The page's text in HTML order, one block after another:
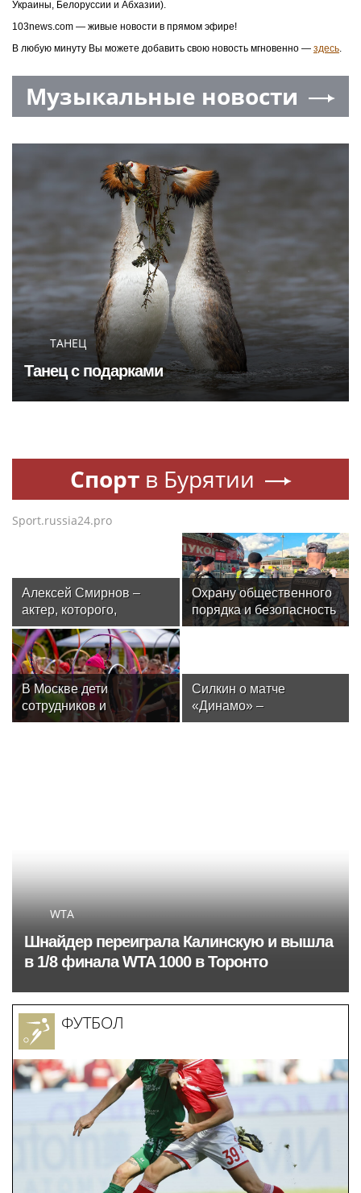
Украины, Белоруссии и Абхазии).
103news.com — живые новости в прямом эфире!
В любую минуту Вы можете добавить свою новость мгновенно — здесь.
Музыкальные новости
ТАНЕЦ
Танец с подарками
Спорт в Бурятии
Sport.russia24.pro
Алексей Смирнов –
актер, которого,
надеюсь, еще не
забыли
Охрану общественного
порядка и безопасность
на футбольном матче в
В Москве дети
сотрудников и
военнослужащих
Силкин о матче
«Динамо» –
«Махачкала»: «Это
WTA
Шнайдер переиграла Калинскую и вышла
в 1/8 финала WTA 1000 в Торонто
ФУТБОЛ